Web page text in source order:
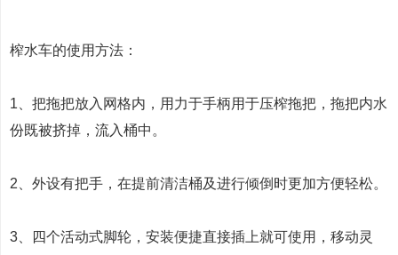
榨水车的使用方法：
1、把拖把放入网格内，用力于手柄用于压榨拖把，拖把内水
份既被挤掉，流入桶中。
2、外设有把手，在提前清洁桶及进行倾倒时更加方便轻松。
3、四个活动式脚轮，安装便捷直接插上就可使用，移动灵